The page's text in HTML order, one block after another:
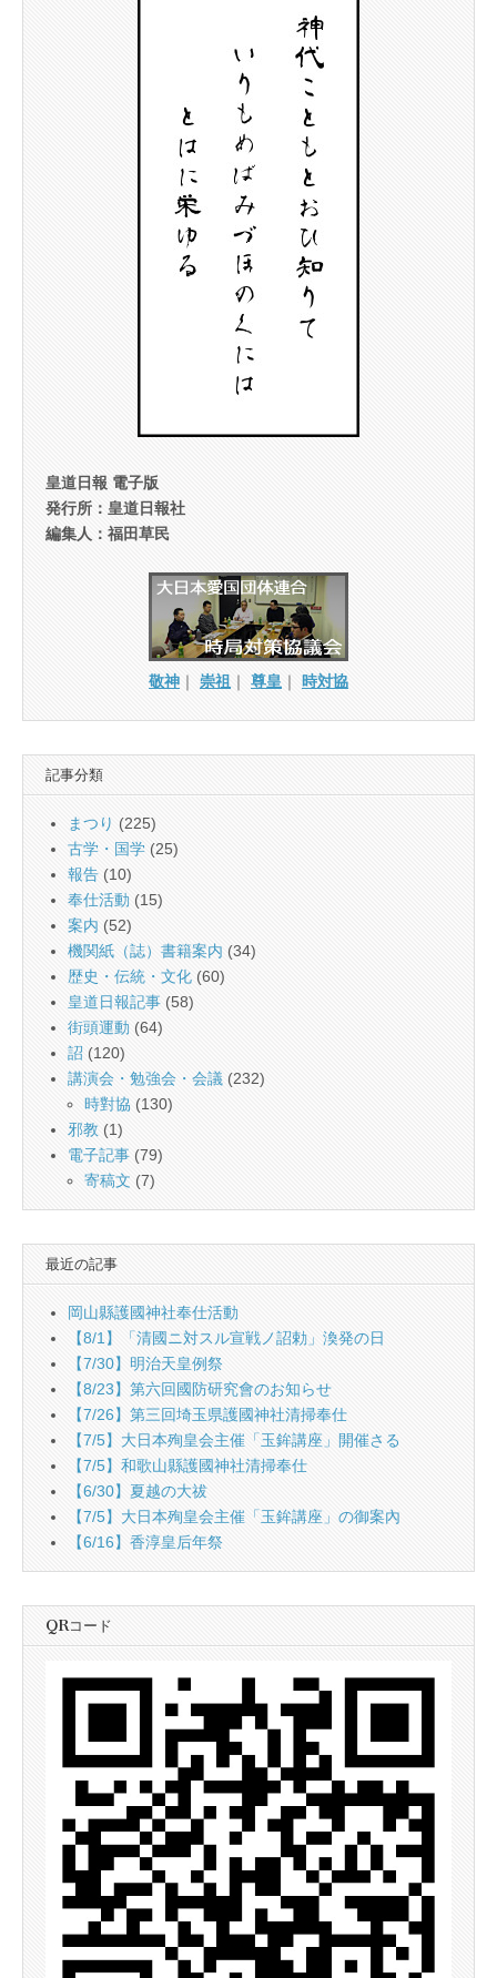
皇道日報 電子版
発行所：皇道日報社
編集人：福田草民
敬神 ｜ 崇祖 ｜ 尊皇 ｜ 時対協
記事分類
まつり (225)
古学・国学 (25)
報告 (10)
奉仕活動 (15)
案内 (52)
機関紙（誌）書籍案内 (34)
歴史・伝統・文化 (60)
皇道日報記事 (58)
街頭運動 (64)
詔 (120)
講演会・勉強会・会議 (232)
時對協 (130)
邪教 (1)
電子記事 (79)
寄稿文 (7)
最近の記事
岡山縣護國神社奉仕活動
【8/1】「清國ニ対スル宣戦ノ詔勅」渙発の日
【7/30】明治天皇例祭
【8/23】第六回國防研究會のお知らせ
【7/26】第三回埼玉県護國神社清掃奉仕
【7/5】大日本殉皇会主催「玉鉾講座」開催さる
【7/5】和歌山縣護國神社清掃奉仕
【6/30】夏越の大祓
【7/5】大日本殉皇会主催「玉鉾講座」の御案內
【6/16】香淳皇后年祭
QRコード